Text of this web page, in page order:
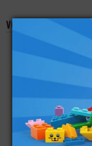
Vous aimerez
LEGO® PLATE
2X2 POISSONS
0,59€